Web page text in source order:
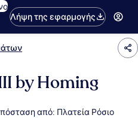
Λήψη της εφαρμογής
by Homing
από: Πλατεία Ρόσιο